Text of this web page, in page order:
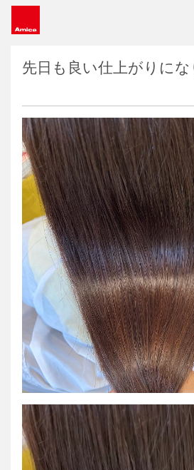
Main Navigation
先日も良い仕上がりにな